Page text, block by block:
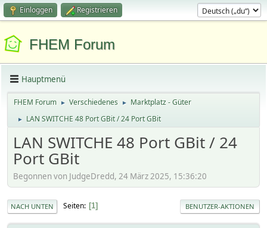
Einloggen Registrieren
FHEM Forum
Hauptmenü
FHEM Forum ► Verschiedenes ► Marktplatz - Güter
► LAN SWITCHE 48 Port GBit / 24 Port GBit
LAN SWITCHE 48 Port GBit / 24
Port GBit
Begonnen von JudgeDredd, 24 März 2025, 15:36:20
NACH UNTEN Seiten 1 BENUTZER-AKTIONEN